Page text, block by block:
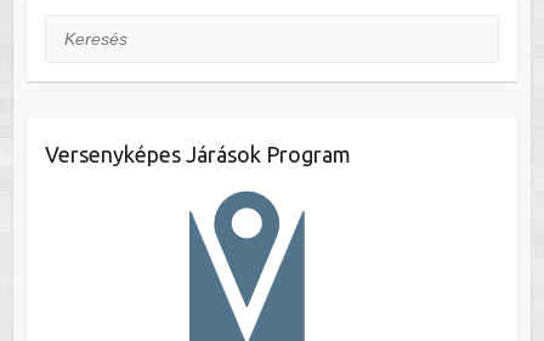
Keresés
Versenyképes Járások Program